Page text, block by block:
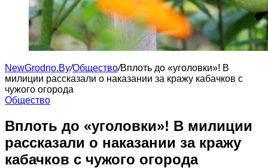
NewGrodno.By/Общество/Вплоть до «уголовки»! В
милиции рассказали о наказании за кражу кабачков с
чужого огорода
Общество
Вплоть до «уголовки»! В милиции
рассказали о наказании за кражу
кабачков с чужого огорода